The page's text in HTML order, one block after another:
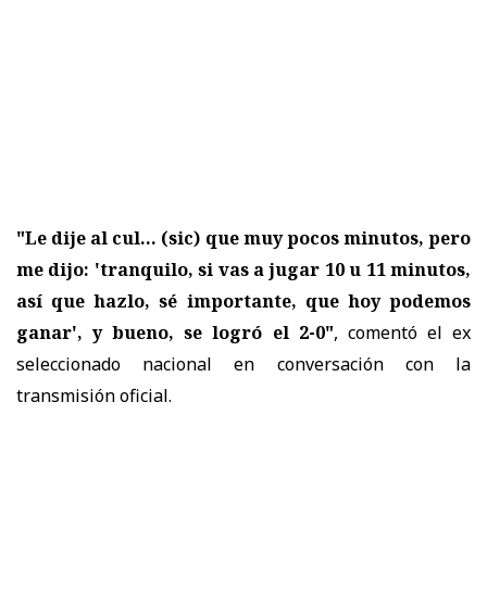
"Le dije al cul... (sic) que muy pocos minutos, pero
me dijo: 'tranquilo, si vas a jugar 10 u 11 minutos,
así que hazlo, sé importante, que hoy podemos
ganar', y bueno, se logró el 2-0", comentó el ex
seleccionado nacional en conversación con la
transmisión oficial.